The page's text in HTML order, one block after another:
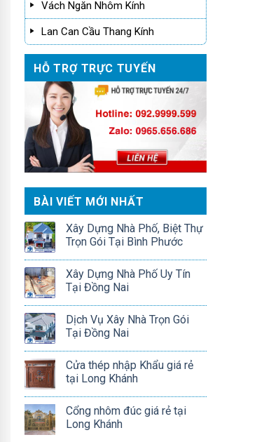
Vách Ngăn Nhôm Kính
Lan Can Cầu Thang Kính
HỖ TRỢ TRỰC TUYẾN
BÀI VIẾT MỚI NHẤT
Xây Dựng Nhà Phố, Biệt Thự
Trọn Gói Tại Bình Phước
Xây Dựng Nhà Phố Uy Tín
Tại Đồng Nai
Dịch Vụ Xây Nhà Trọn Gói
Tại Đồng Nai
Cửa thép nhập Khẩu giá rẻ
tại Long Khánh
Cổng nhôm đúc giá rẻ tại
Long Khánh